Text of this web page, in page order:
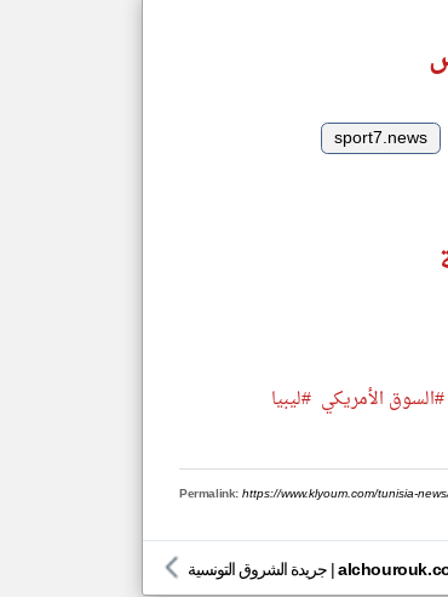
sport7.news
#السوق الأمريكي #ليبيا
Permalink:
جريدة الشروق التونسية |